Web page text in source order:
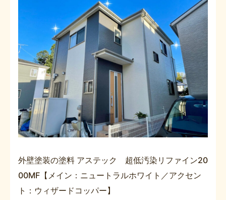
外壁塗装の塗料 アステック 超低汚染リファイン20
00MF【メイン：ニュートラルホワイト／アクセン
ト：ウィザードコッパー】